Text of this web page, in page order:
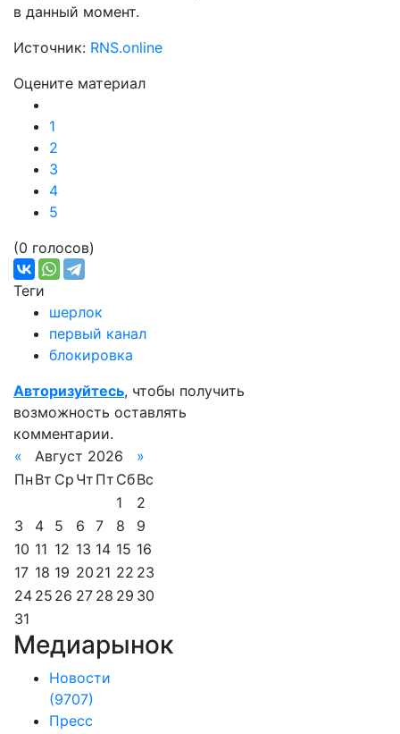
в данный момент.
Источник: RNS.online
Оцените материал
1
2
3
4
5
(0 голосов)
Теги
шерлок
первый канал
блокировка
Авторизуйтесь, чтобы получить
возможность оставлять
комментарии.
«
Август 2026
»
Пн Вт Ср Чт Пт СбВс
1
2
3
4 5 6 7 8
9
10 11 12 13 14 15 16
17 18 19 20 21 22 23
24 25 26 27 28 29 30
31
Медиарынок
Новости
(9707)
Пресс